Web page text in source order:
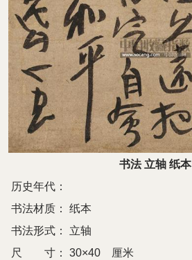
书法 立轴 纸本
历史年代：
书法材质：
纸本
书法形式：
立轴
尺 寸：
30×40 厘米